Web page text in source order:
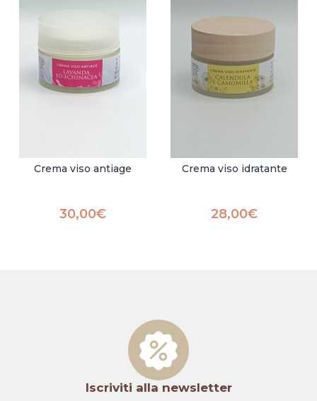
Crema viso antiage
30,00€
Crema viso idratante
28,00€
Iscriviti alla newsletter